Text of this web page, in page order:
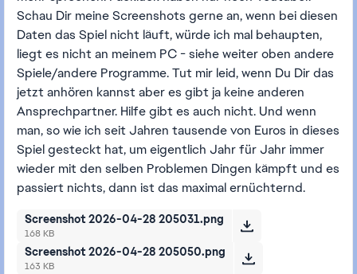
Schau Dir meine Screenshots gerne an, wenn bei diesen
Daten das Spiel nicht läuft, würde ich mal behaupten,
liegt es nicht an meinem PC - siehe weiter oben andere
Spiele/andere Programme. Tut mir leid, wenn Du Dir das
jetzt anhören kannst aber es gibt ja keine anderen
Ansprechpartner. Hilfe gibt es auch nicht. Und wenn
man, so wie ich seit Jahren tausende von Euros in dieses
Spiel gesteckt hat, um eigentlich Jahr für Jahr immer
wieder mit den selben Problemen Dingen kämpft und es
passiert nichts, dann ist das maximal ernüchternd.
Screenshot 2026-04-28 205031.png
168 KB
Screenshot 2026-04-28 205050.png
163 KB